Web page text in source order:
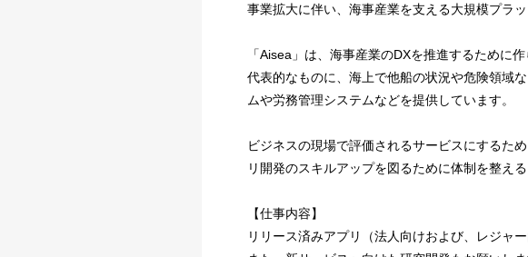
事業拡大に伴い、海事産業を支える大規模プラ
「Aisea」は、海事産業のDXを推進するために作
代表的なものに、海上で他船の状況や危険領域
ムや労務管理システムなどを提供しています。
ビジネスの現場で評価されるサービスにするた
リ開発のスキルアップを図るために体制を整える
【仕事内容】
リリース済みアプリ（法人向けおよび、レジャ